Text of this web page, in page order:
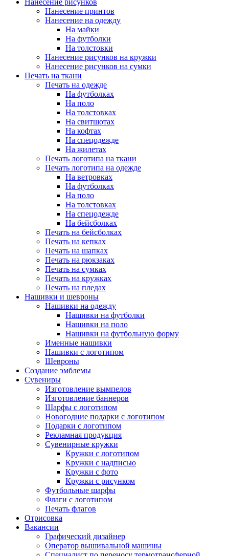
Нанесение принтов
Нанесение на одежду
На майки
На футболки
На толстовки
Нанесение рисунков на кружки
Нанесение рисунков на сумки
Печать на ткани
Печать на одежде
На футболках
На поло
На толстовках
На свитшотах
На кофтах
На спецодежде
На жилетах
Печать логотипа на ткани
Печать логотипа на одежде
На ветровках
На футболках
На поло
На толстовках
На спецодежде
На бейсболках
Печать на бейсболках
Печать на кепках
Печать на шапках
Печать на рюкзаках
Печать на сумках
Печать на кружках
Печать на пледах
Нашивки и шевроны
Нашивки на одежду
Нашивки на футболки
Нашивки на поло
Нашивки на футбольную форму
Именные нашивки
Нашивки с логотипом
Шевроны
Создание эмблемы
Сувениры
Изготовление вымпелов
Изготовление баннеров
Шарфы с логотипом
Новогодние подарки с логотипом
Подарки с логотипом
Рекламная продукция
Сувенирные кружки
Кружки с логотипом
Кружки с надписью
Кружки с фото
Кружки с рисунком
Футбольные шарфы
Флаги с логотипом
Печать флагов
Отрисовка
Вакансии
Графический дизайнер
Оператор вышивальной машины